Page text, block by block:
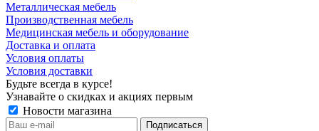
Металлическая мебель
Производственная мебель
Медицинская мебель и оборудование
Доставка и оплата
Условия оплаты
Условия доставки
Будьте всегда в курсе!
Узнавайте о скидках и акциях первым
Новости магазина